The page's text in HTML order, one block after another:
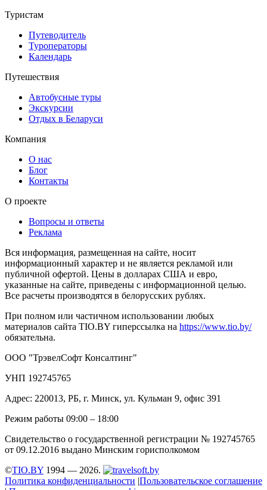
Туристам
Путеводитель
Туроператоры
Календарь
Путешествия
Автобусные туры
Экскурсии
Отдых в Беларуси
Компания
О нас
Блог
Контакты
О проекте
Вопросы и ответы
Реклама
Вся информация, размещенная на сайте, носит
информационный характер и не является рекламой или
публичной офертой. Цены в долларах США и евро,
указанные на сайте, приведены с информационной целью.
Все расчеты производятся в белорусских рублях.
При полном или частичном использовании любых
материалов сайта TIO.BY гиперссылка на https://www.tio.by/
обязательна.
ООО "ТрэвелСофт Консалтинг"
УНП 192745765
Адрес: 220013, РБ, г. Минск, ул. Кульман 9, офис 391
Режим работы 09:00 – 18:00
Свидетельство о государственной регистрации № 192745765
от 09.12.2016 выдано Минским горисполкомом
©TIO.BY 1994 — 2026.
Политика конфиденциальности |Пользовательское соглашение